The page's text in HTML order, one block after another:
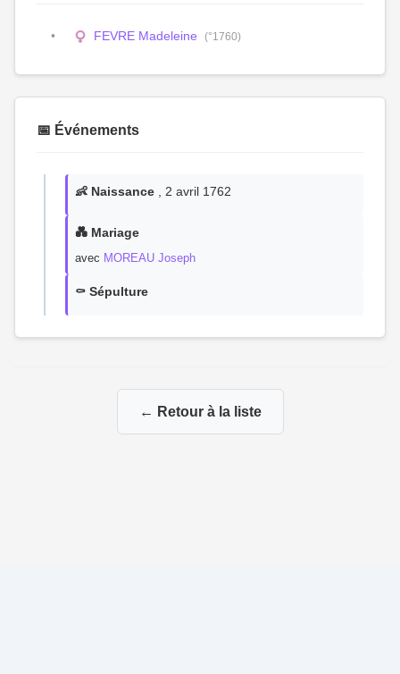
FEVRE Madeleine (°1760)
📅 Événements
👶 Naissance , 2 avril 1762
💑 Mariage
avec MOREAU Joseph
⚰️ Sépulture
← Retour à la liste